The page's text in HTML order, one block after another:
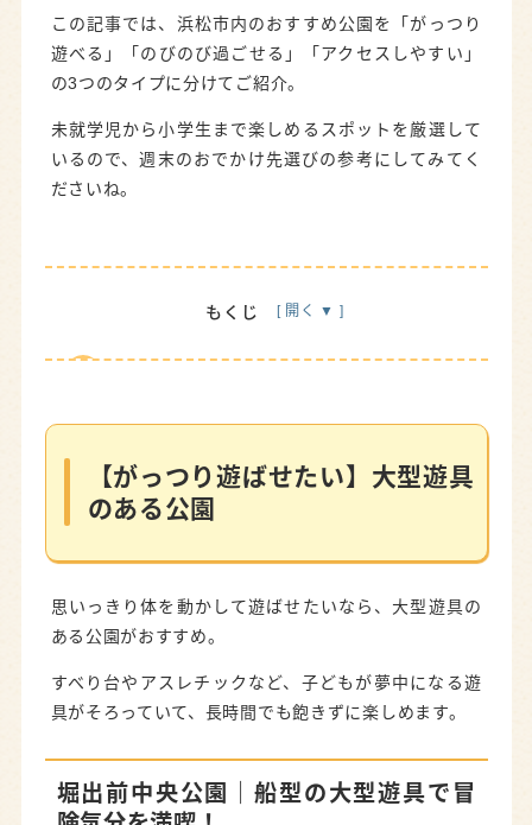
この記事では、浜松市内のおすすめ公園を「がっつり
遊べる」「のびのび過ごせる」「アクセスしやすい」
の3つのタイプに分けてご紹介。
未就学児から小学生まで楽しめるスポットを厳選して
いるので、週末のおでかけ先選びの参考にしてみてく
ださいね。
もくじ
石人の星公園｜5種類の滑り台がある大型遊具
【広々のびのび】芝生・広場が気持ちいい公園
【車がなくてもOK】電車・バスで行ける公園
【がっつり遊ばせたい】大型遊具
のある公園
思いっきり体を動かして遊ばせたいなら、大型遊具の
ある公園がおすすめ。
すべり台やアスレチックなど、子どもが夢中になる遊
具がそろっていて、長時間でも飽きずに楽しめます。
堀出前中央公園
｜船型の大型遊具で冒